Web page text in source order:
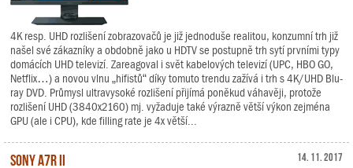
4K resp. UHD rozlišení zobrazovačů je již jednoduše realitou, konzumní trh již
našel své zákazníky a obdobně jako u HDTV se postupně trh sytí prvními typy
domácích UHD televizí. Zareagoval i svět kabelových televizí (UPC, HBO GO,
Netflix…) a novou vlnu „hifistů“ díky tomuto trendu zažívá i trh s 4K/UHD Blu-
ray DVD. Průmysl ultravysoké rozlišení přijímá poněkud váhavěji, protože
rozlišení UHD (3840x2160) mj. vyžaduje také výrazně větší výkon zejména
GPU (ale i CPU), kde filling rate je 4x větší...
14. 11. 2017
Sony A7R II